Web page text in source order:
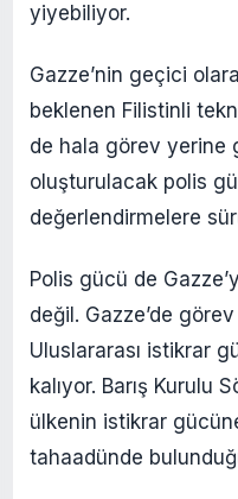
yiyebiliyor.
Gazze’nin geçici
beklenen Filistinli
de hala görev yerine
oluşturulacak polis
değerlendirmelere
Polis gücü de
değil. Gazze’de
Uluslararası istikrar
kalıyor. Barış Kurulu
ülkenin istikrar
tahaadünde